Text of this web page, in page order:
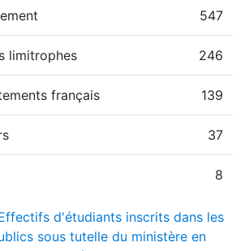
547
limitrophes 246
français 139
37
8
d'étudiants inscrits dans les
sous tutelle du ministère en